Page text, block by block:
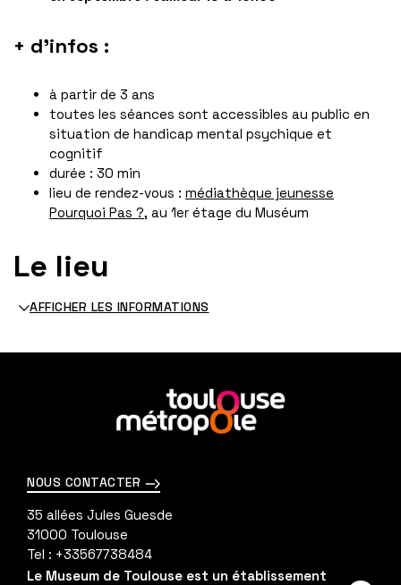
+ d'infos :
à partir de 3 ans
toutes les séances sont accessibles au public en
situation de handicap mental psychique et
cognitif
durée : 30 min
lieu de rendez-vous : médiathèque jeunesse
Pourquoi Pas ?, au 1er étage du Muséum
Le lieu
AFFICHER LES INFORMATIONS
En
savoir
plus
NOUS CONTACTER
35 allées Jules Guesde
31000 Toulouse
Tel : +33567738484
Le Museum de Toulouse est un établissement